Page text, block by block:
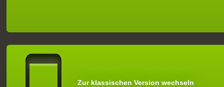
Zur klassischen Version wechseln